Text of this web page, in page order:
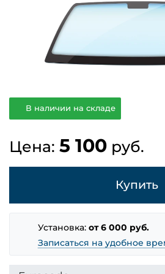
В наличии на складе
Цена: 5 100 руб.
Купить
Установка:от 6 000 руб.
Записаться на удобное